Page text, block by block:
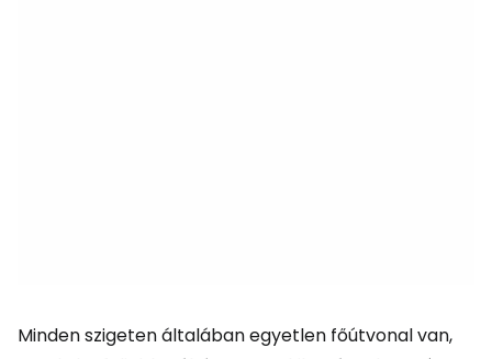
Minden szigeten általában egyetlen főútvonal van,